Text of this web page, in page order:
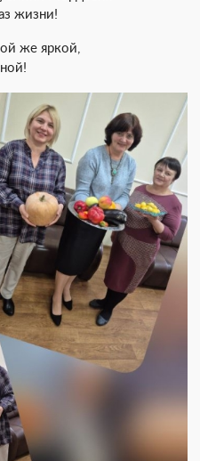
жизни!
же яркой,